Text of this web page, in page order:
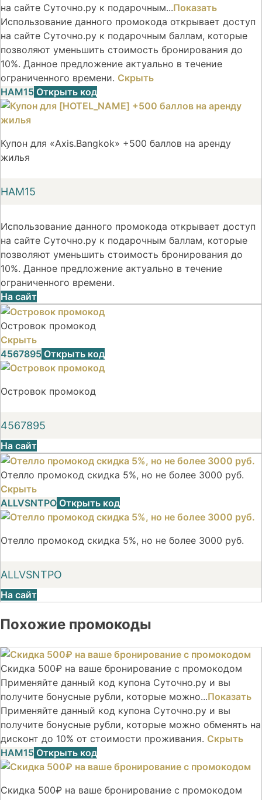
на сайте Суточно.ру к подарочным...Показать
Использование данного промокода открывает доступ
на сайте Суточно.ру к подарочным баллам, которые
позволяют уменьшить стоимость бронирования до
10%. Данное предложение актуально в течение
ограниченного времени. Скрыть
НАМ15 Открыть код
Купон для «Axis.Bangkok» +500 баллов на аренду
жилья
НАМ15
Использование данного промокода открывает доступ
на сайте Суточно.ру к подарочным баллам, которые
позволяют уменьшить стоимость бронирования до
10%. Данное предложение актуально в течение
ограниченного времени.
На сайт
Островок промокод
Скрыть
4567895 Открыть код
Островок промокод
4567895
На сайт
Отелло промокод скидка 5%, но не более 3000 руб.
Скрыть
ALLVSNTPO Открыть код
Отелло промокод скидка 5%, но не более 3000 руб.
ALLVSNTPO
На сайт
Похожие промокоды
Скидка 500₽ на ваше бронирование с промокодом
Применяйте данный код купона Суточно.ру и вы
получите бонусные рубли, которые можно...Показать
Применяйте данный код купона Суточно.ру и вы
получите бонусные рубли, которые можно обменять на
дисконт до 10% от стоимости проживания. Скрыть
НАМ15 Открыть код
Скидка 500₽ на ваше бронирование с промокодом